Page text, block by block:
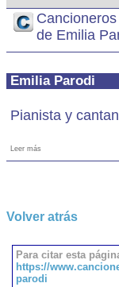
de Emilia
Emilia Parodi
Pianista y
Leer más
Volver atrás
Para citar esta
https://
parodi